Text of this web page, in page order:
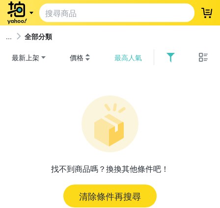
登
全部分類
最新上架 價格 最高人氣
找不到商品嗎？換換其他條件吧！
清除條件再搜尋